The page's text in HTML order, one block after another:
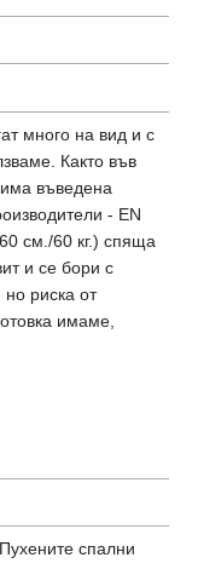
много на вид и с
Както във
въведена
- EN
см./60 кг.) спяща
и се бори с
риска от
имаме,
спални